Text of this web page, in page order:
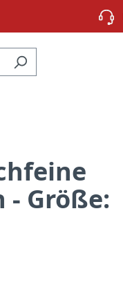
Größe: